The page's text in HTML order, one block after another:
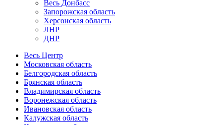
Весь Донбасс
Запорожская область
Херсонская область
ЛНР
ДНР
Весь Центр
Московская область
Белгородская область
Брянская область
Владимирская область
Воронежская область
Ивановская область
Калужская область